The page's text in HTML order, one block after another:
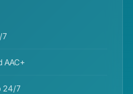
7
AAC+
24/7